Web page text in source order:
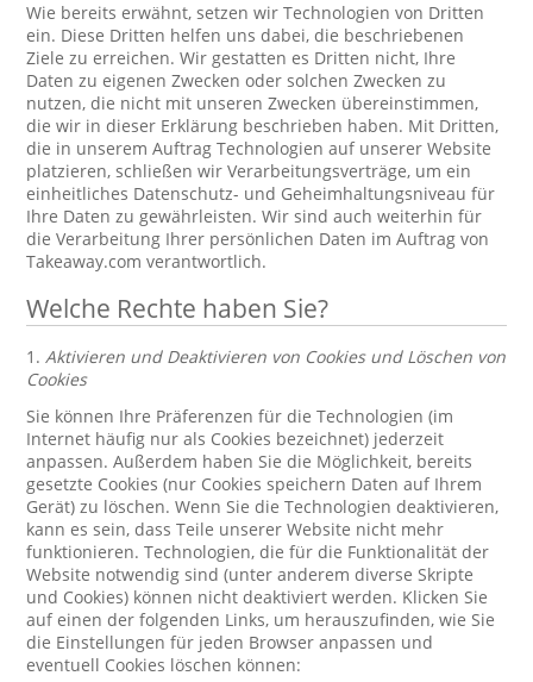
Wie bereits erwähnt, setzen wir Technologien von Dritten
ein. Diese Dritten helfen uns dabei, die beschriebenen
Ziele zu erreichen. Wir gestatten es Dritten nicht, Ihre
Daten zu eigenen Zwecken oder solchen Zwecken zu
nutzen, die nicht mit unseren Zwecken übereinstimmen,
die wir in dieser Erklärung beschrieben haben. Mit Dritten,
die in unserem Auftrag Technologien auf unserer Website
platzieren, schließen wir Verarbeitungsverträge, um ein
einheitliches Datenschutz- und Geheimhaltungsniveau für
Ihre Daten zu gewährleisten. Wir sind auch weiterhin für
die Verarbeitung Ihrer persönlichen Daten im Auftrag von
Takeaway.com verantwortlich.
Welche Rechte haben Sie?
1.Aktivieren und Deaktivieren von Cookies und Löschen von
Cookies
Sie können Ihre Präferenzen für die Technologien (im
Internet häufig nur als Cookies bezeichnet) jederzeit
anpassen. Außerdem haben Sie die Möglichkeit, bereits
gesetzte Cookies (nur Cookies speichern Daten auf Ihrem
Gerät) zu löschen. Wenn Sie die Technologien deaktivieren,
kann es sein, dass Teile unserer Website nicht mehr
funktionieren. Technologien, die für die Funktionalität der
Website notwendig sind (unter anderem diverse Skripte
und Cookies) können nicht deaktiviert werden. Klicken Sie
auf einen der folgenden Links, um herauszufinden, wie Sie
die Einstellungen für jeden Browser anpassen und
eventuell Cookies löschen können: